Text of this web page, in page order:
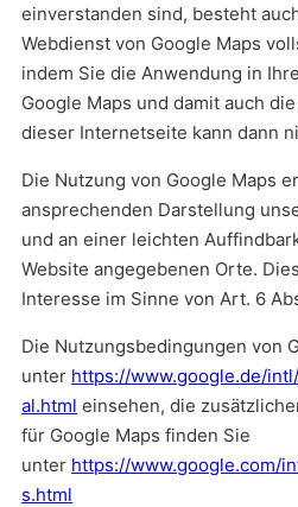
einverstanden sind, besteht
Webdienst von Google Maps
indem Sie die Anwendung in
Google Maps und damit auch
dieser Internetseite kann dann
Die Nutzung von Google Maps
ansprechenden Darstellung
und an einer leichten
Website angegebenen Orte.
Interesse im Sinne von Art. 6
Die Nutzungsbedingungen von
unter https://www.google.de/
al.html einsehen, die
für Google Maps finden Sie
unter https://www.google.com/
s.html